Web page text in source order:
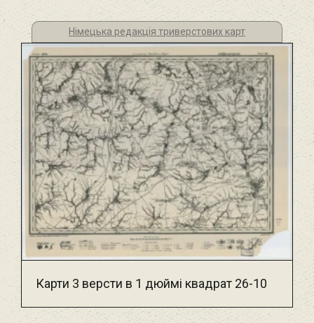
Німецька редакція триверстових карт
Карти 3 версти в 1 дюймі квадрат 26-10